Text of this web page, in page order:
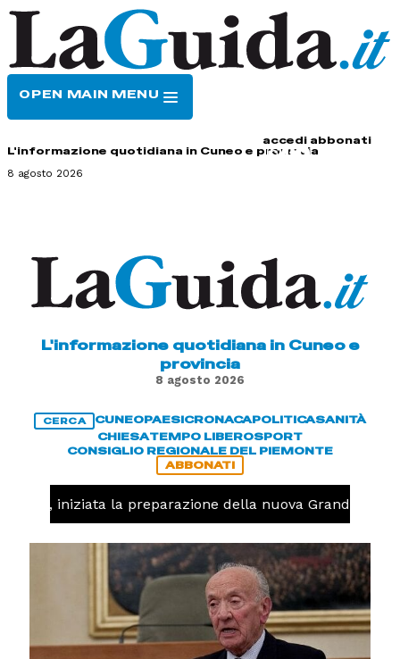
OPEN MAIN MENU
accedi abbonati
L'informazione quotidiana in Cuneo e provincia
8 agosto 2026
L'informazione quotidiana in Cuneo e
provincia
8 agosto 2026
CERCA CUNEOPAESICRONACAPOLITICASANITÀ
CHIESATEMPO LIBEROSPORT
CONSIGLIO REGIONALE DEL PIEMONTE
ABBONATI
iniziata la preparazione della nuova Granda Volley